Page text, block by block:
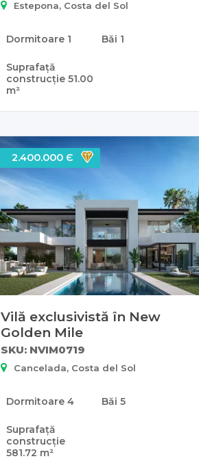
Estepona, Costa del Sol
Dormitoare 1 Băi 1
Suprafață
construcție 51.00
m²
2.400.000 Є
Vilă exclusivistă în New
Golden Mile
SKU: NVIM0719
Cancelada, Costa del Sol
Dormitoare 4 Băi 5
Suprafață
construcție
581.72 m²